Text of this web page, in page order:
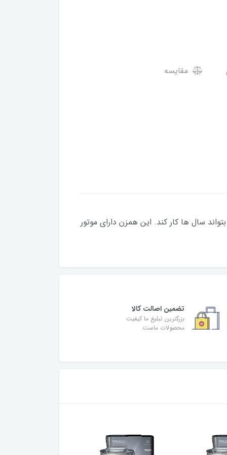
مقایسه
که بتواند سال ها کار کند. این همزن دارای موتور
تضمین اصالت کالا
بزرگترین تبلیغ ما کیفیت
محصولات ماست.